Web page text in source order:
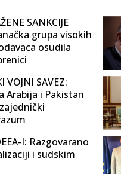
SANKCIJE
grupa visokih
osudila
VOJNI SAVEZ:
Arabija i Pakistan
I: Razgovarano
i sudskim